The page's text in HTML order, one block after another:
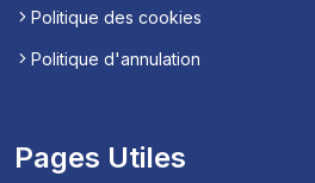
Politique des cookies
Politique d'annulation
Pages Utiles